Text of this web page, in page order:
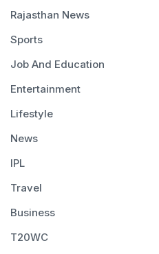
Rajasthan News
Sports
Job And Education
Entertainment
Lifestyle
News
IPL
Travel
Business
T20WC